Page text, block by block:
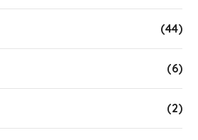
(44)
(6)
(2)